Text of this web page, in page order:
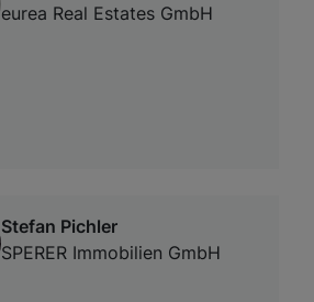
eurea Real Estates GmbH
Stefan Pichler
SPERER Immobilien GmbH